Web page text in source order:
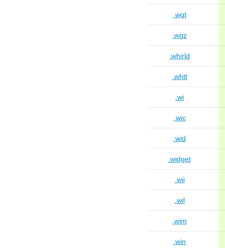
.wgt
.wgz
.whirld
.whtt
.wi
.wic
.wid
.widget
.wii
.wil
.wim
.win